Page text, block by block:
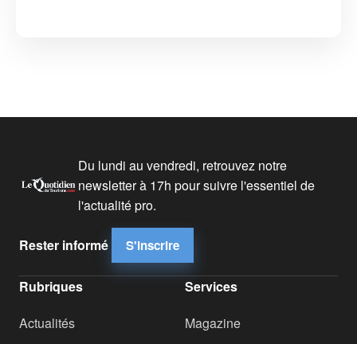
Du lundi au vendredi, retrouvez notre
newsletter à 17h pour suivre l'essentiel de
l'actualité pro.
Rester informé S'inscrire
Rubriques
Actualités
Services
Magazine